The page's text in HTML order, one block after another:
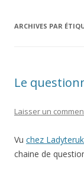
ARCHIVES PAR
Le
Laisser un
Vu chez
chaine de